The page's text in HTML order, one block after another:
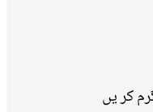
کر یں